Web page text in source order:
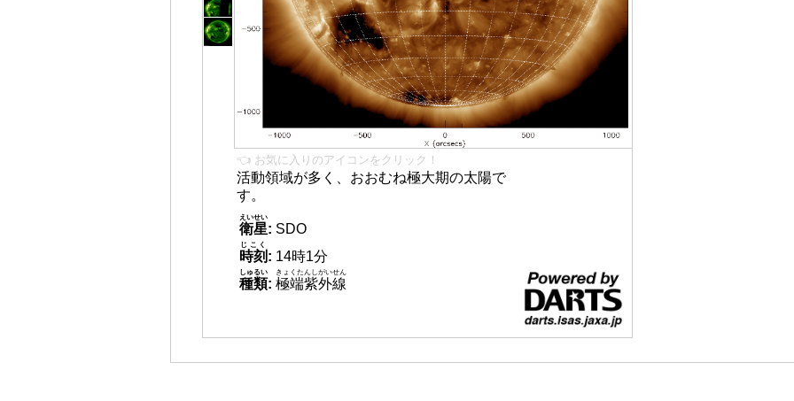
👈 お気に入りのアイコンをクリック！
活動領域が多く、おおむね極大期の太陽で
す。
衛星
えいせい
: SDO
時刻
じこく
: 14時1分
種類
しゅるい
: 極端紫外線
きょくたんしがいせん